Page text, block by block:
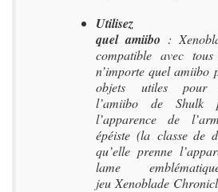
Utilisez
quel amiibo :
compatible avec
n’importe quel amiibo
objets utiles pour
l’amiibo de Shulk
l’apparence de
épéiste (la classe de
qu’elle prenne
lame
jeu Xenoblade